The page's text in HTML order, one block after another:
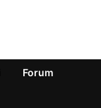
Forum